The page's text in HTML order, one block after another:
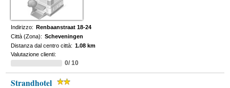
Indirizzo: Renbaanstraat 18-24
Città (Zona): Scheveningen
Distanza dal centro città: 1.08 km
Valutazione clienti:
0/ 10
Strandhotel